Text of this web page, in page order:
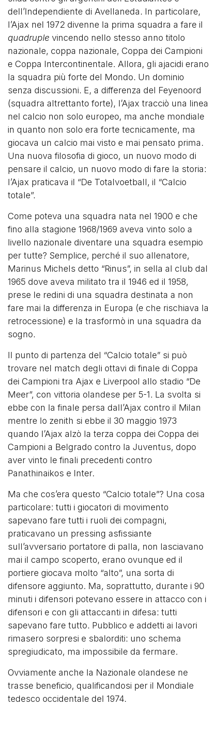
dell’Independiente di Avellaneda. In particolare,
l’Ajax nel 1972 divenne la prima squadra a fare il
quadruple vincendo nello stesso anno titolo
nazionale, coppa nazionale, Coppa dei Campioni
e Coppa Intercontinentale. Allora, gli ajacidi erano
la squadra più forte del Mondo. Un dominio
senza discussioni. E, a differenza del Feyenoord
(squadra altrettanto forte), l’Ajax tracciò una linea
nel calcio non solo europeo, ma anche mondiale
in quanto non solo era forte tecnicamente, ma
giocava un calcio mai visto e mai pensato prima.
Una nuova filosofia di gioco, un nuovo modo di
pensare il calcio, un nuovo modo di fare la storia:
l’Ajax praticava il “De Totalvoetball, il “Calcio
totale”.
Come poteva una squadra nata nel 1900 e che
fino alla stagione 1968/1969 aveva vinto solo a
livello nazionale diventare una squadra esempio
per tutte? Semplice, perché il suo allenatore,
Marinus Michels detto “Rinus”, in sella al club dal
1965 dove aveva militato tra il 1946 ed il 1958,
prese le redini di una squadra destinata a non
fare mai la differenza in Europa (e che rischiava la
retrocessione) e la trasformò in una squadra da
sogno.
Il punto di partenza del “Calcio totale” si può
trovare nel match degli ottavi di finale di Coppa
dei Campioni tra Ajax e Liverpool allo stadio “De
Meer”, con vittoria olandese per 5-1. La svolta si
ebbe con la finale persa dall’Ajax contro il Milan
mentre lo zenith si ebbe il 30 maggio 1973
quando l’Ajax alzò la terza coppa dei Coppa dei
Campioni a Belgrado contro la Juventus, dopo
aver vinto le finali precedenti contro
Panathinaikos e Inter.
Ma che cos’era questo “Calcio totale”? Una cosa
particolare: tutti i giocatori di movimento
sapevano fare tutti i ruoli dei compagni,
praticavano un pressing asfissiante
sull’avversario portatore di palla, non lasciavano
mai il campo scoperto, erano ovunque ed il
portiere giocava molto “alto”, una sorta di
difensore aggiunto. Ma, soprattutto, durante i 90
minuti i difensori potevano essere in attacco con i
difensori e con gli attaccanti in difesa: tutti
sapevano fare tutto. Pubblico e addetti ai lavori
rimasero sorpresi e sbalorditi: uno schema
spregiudicato, ma impossibile da fermare.
Ovviamente anche la Nazionale olandese ne
trasse beneficio, qualificandosi per il Mondiale
tedesco occidentale del 1974.